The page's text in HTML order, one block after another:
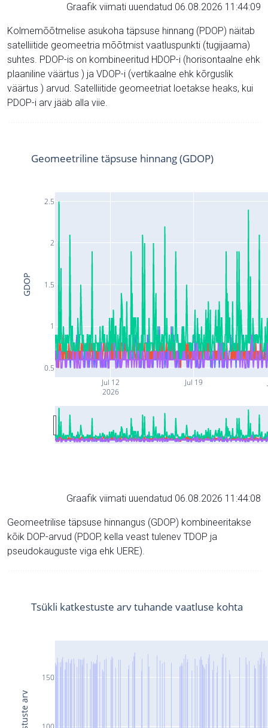
Graafik viimati uuendatud 06.08.2026 11:44:09
Kolmemõõtmelise asukoha täpsuse hinnang (PDOP) näitab
satelliitide geomeetria mõõtmist vaatluspunkti (tugijaama)
suhtes. PDOP-is on kombineeritud HDOP-i (horisontaalne ehk
plaaniline väärtus ) ja VDOP-i (vertikaalne ehk kõrguslik
väärtus ) arvud. Satelliitide geomeetriat loetakse heaks, kui
PDOP-i arv jääb alla viie.
Jul 12
2026
Jul 19
0.5
1
1.5
2
2.5
Geomeetriline täpsuse hinnang (GDOP)
GDOP
Graafik viimati uuendatud 06.08.2026 11:44:08
Geomeetrilise täpsuse hinnangus (GDOP) kombineeritakse
kõik DOP-arvud (PDOP, kella veast tulenev TDOP ja
pseudokauguste viga ehk UERE).
150
Tsükli katkestuste arv tuhande vaatluse kohta